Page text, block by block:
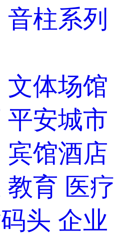
音柱系列
文体场馆
平安城市
宾馆酒店
教育 医疗
头 企业